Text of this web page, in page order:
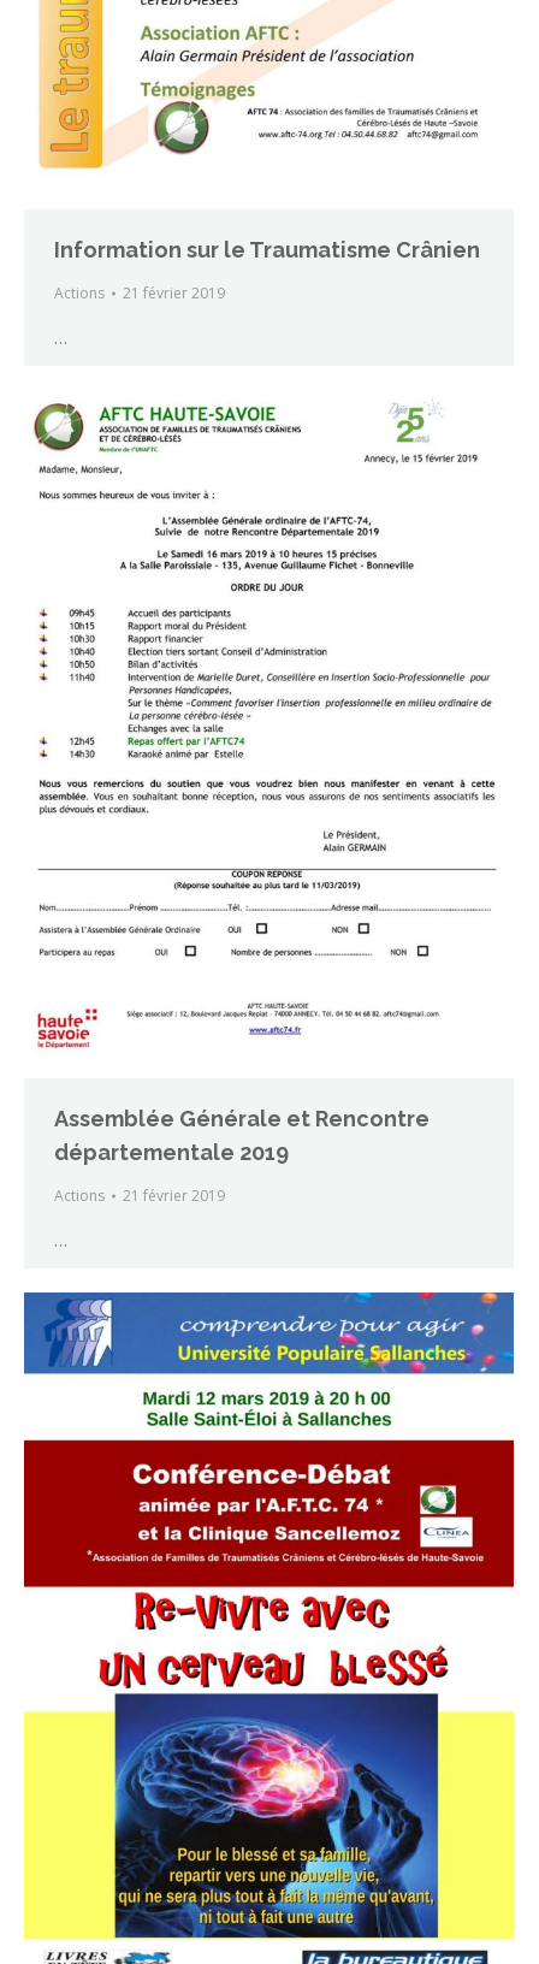
Information sur le Traumatisme Crânien
Actions 21 février 2019
…
Assemblée Générale et Rencontre
départementale 2019
Actions 21 février 2019
…